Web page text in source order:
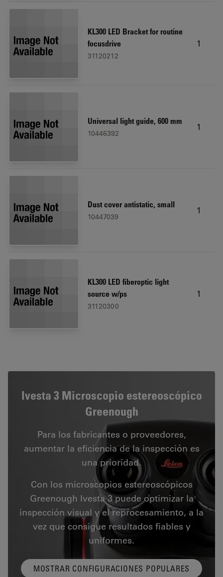
KL300 LED Bracket for routine
focusdrive
31120212
1
Universal light guide, 600 mm
10446392
1
Dust cover antistatic, small
10447039
1
KL300 LED fiberoptic light
source w/ps
31120300
1
Ivesta 3 Microscopio estereoscópico
Greenough
Para los fabricantes o proveedores,
aumentar la eficiencia de la inspección es
una prioridad.
Con los microscopios estereoscópicos
Greenough Ivesta 3 puede optimizar la
inspección visual y el reprocesamiento, a la
vez que consigue resultados fiables y
uniformes.
MOSTRAR CONFIGURACIONES POPULARES